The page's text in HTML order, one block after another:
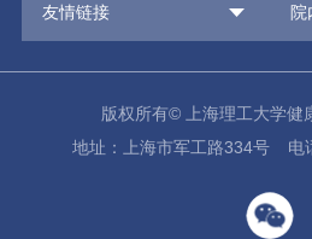
友情链接 院
版权所有© 上海理工大学健
地址：上海市军工路334号
电